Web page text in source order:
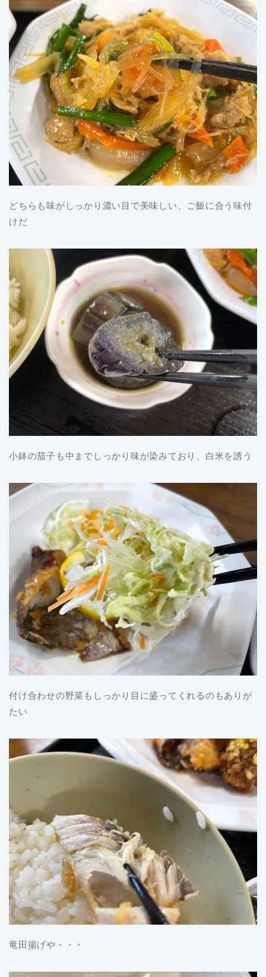
どちらも味がしっかり濃い目で美味しい、ご飯に合う味付
けだ
小鉢の茄子も中までしっかり味が染みており、白米を誘う
付け合わせの野菜もしっかり目に盛ってくれるのもありが
たい
竜田揚げや・・・